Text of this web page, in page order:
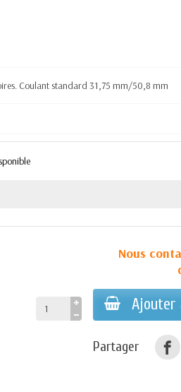
Coulant standard 31,75 mm/50,8 mm
Nous
Ajouter
Partager